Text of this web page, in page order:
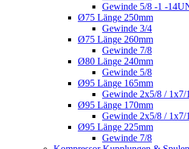
Gewinde 5/8 -1 -
Ø75 Länge 250mm
Gewinde 3/4
Ø75 Länge 260mm
Gewinde 7/8
Ø80 Länge 240mm
Gewinde 5/8
Ø95 Länge 165mm
Gewinde 2x5/8 / 1x7/
Ø95 Länge 170mm
Gewinde 2x5/8 / 1x7/
Ø95 Länge 225mm
Gewinde 7/8